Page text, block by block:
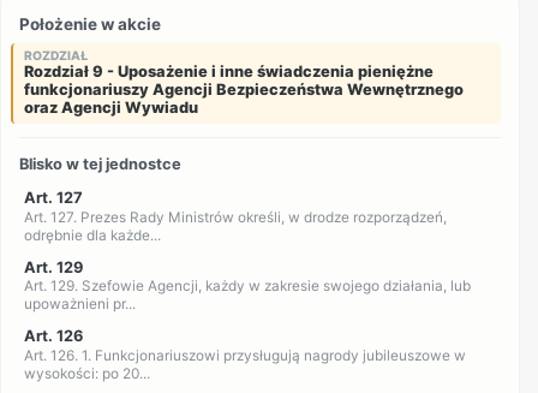
Położenie w akcie
ROZDZIAŁ
Rozdział 9 - Uposażenie i inne świadczenia pieniężne
funkcjonariuszy Agencji Bezpieczeństwa Wewnętrznego
oraz Agencji Wywiadu
Blisko w tej jednostce
Art. 127
Art. 127. Prezes Rady Ministrów określi, w drodze rozporządzeń,
odrębnie dla każde...
Art. 129
Art. 129. Szefowie Agencji, każdy w zakresie swojego działania, lub
upoważnieni pr...
Art. 126
Art. 126. 1. Funkcjonariuszowi przysługują nagrody jubileuszowe w
wysokości: po 20...